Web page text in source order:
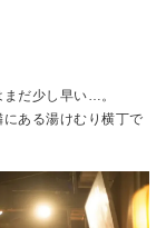
だ少し早い…。
ある湯けむり横丁で